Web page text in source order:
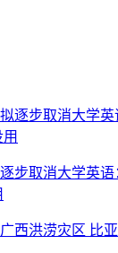
步取消大学英